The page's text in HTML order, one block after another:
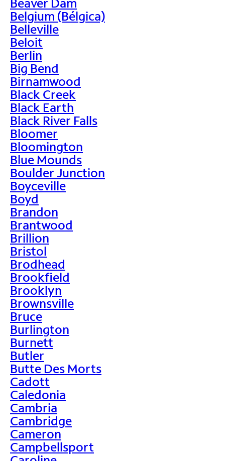
Belgium (Bélgica)
Belleville
Beloit
Berlin
Big Bend
Birnamwood
Black Creek
Black Earth
Black River Falls
Bloomer
Bloomington
Blue Mounds
Boulder Junction
Boyceville
Boyd
Brandon
Brantwood
Brillion
Bristol
Brodhead
Brookfield
Brooklyn
Brownsville
Bruce
Burlington
Burnett
Butler
Butte Des Morts
Cadott
Caledonia
Cambria
Cambridge
Cameron
Campbellsport